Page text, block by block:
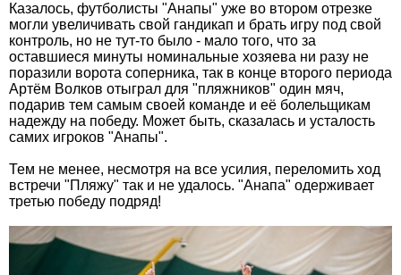
Казалось, футболисты "Анапы" уже во втором отрезке
могли увеличивать свой гандикап и брать игру под свой
контроль, но не тут-то было - мало того, что за
оставшиеся минуты номинальные хозяева ни разу не
поразили ворота соперника, так в конце второго периода
Артём Волков отыграл для "пляжников" один мяч,
подарив тем самым своей команде и её болельщикам
надежду на победу. Может быть, сказалась и усталость
самих игроков "Анапы".
Тем не менее, несмотря на все усилия, переломить ход
встречи "Пляжу" так и не удалось. "Анапа" одерживает
третью победу подряд!